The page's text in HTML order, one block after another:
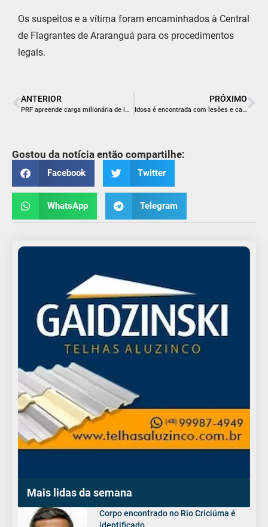
Os suspeitos e a vítima foram encaminhados à Central
de Flagrantes de Araranguá para os procedimentos
legais.
ANTERIOR
PRF apreende carga milionária de iPhones escondidos em carro em SC
PRÓXIMO
Idosa é encontrada com lesões e caso de maus-tratos mobiliza polícia militar em Içara
Gostou da notícia então compartilhe:
Facebook Twitter
WhatsApp Telegram
Mais lidas da semana
Corpo encontrado no Rio Criciúma é
identificado